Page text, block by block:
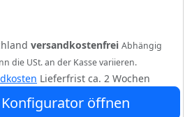
versandkostenfrei Abhängig
die USt. an der Kasse variieren.
Lieferfrist ca. 2 Wochen
öffnen